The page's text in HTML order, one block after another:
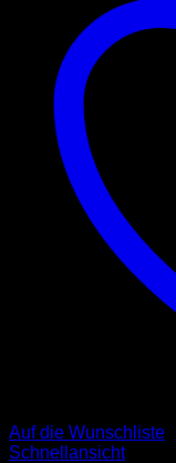
Auf die Wunschliste
Schnellansicht